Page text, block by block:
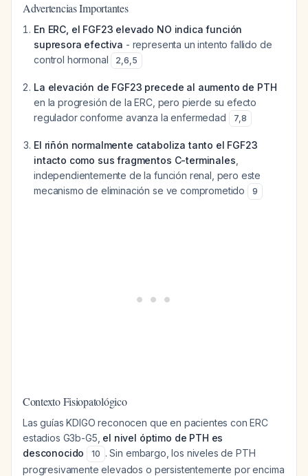
Advertencias Importantes
En ERC, el FGF23 elevado NO indica función
supresora efectiva - representa un intento fallido de
control hormonal
2,6,5
La elevación de FGF23 precede al aumento de PTH
en la progresión de la ERC, pero pierde su efecto
regulador conforme avanza la enfermedad
7,8
El riñón normalmente cataboliza tanto el FGF23
intacto como sus fragmentos C-terminales
independientemente de la función renal, pero este
mecanismo de eliminación se ve comprometido
9
Contexto Fisiopatológico
Las guías KDIGO reconocen que en pacientes con ERC
estadios G3b-G5, el nivel óptimo de PTH es
desconocido
10 . Sin embargo, los niveles de PTH
progresivamente elevados o persistentemente por encima